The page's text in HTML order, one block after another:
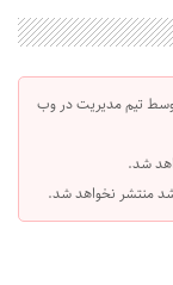
تیم مدیریت در وب
شد.
منتشر نخواهد شد.